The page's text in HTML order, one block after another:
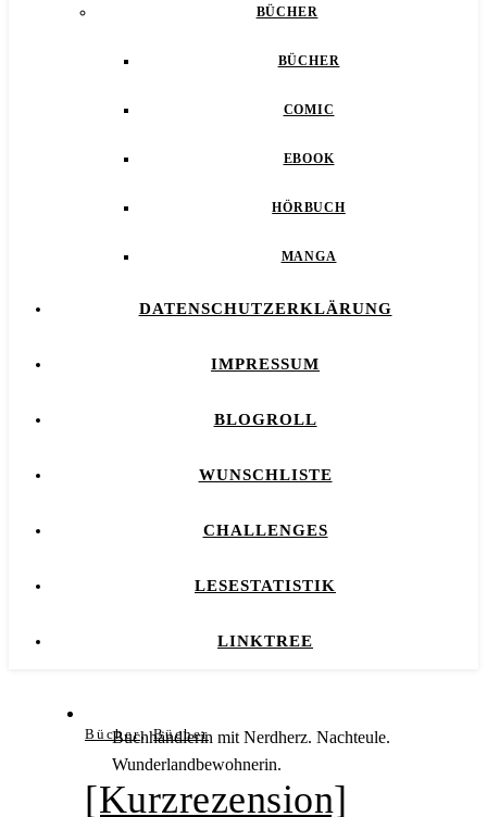
BÜCHER
BÜCHER
COMIC
EBOOK
HÖRBUCH
MANGA
DATENSCHUTZERKLÄRUNG
IMPRESSUM
BLOGROLL
WUNSCHLISTE
CHALLENGES
LESESTATISTIK
LINKTREE
Bücher,Bücher
[Kurzrezension]
Buchhändlerin mit Nerdherz. Nachteule.
Wunderlandbewohnerin.